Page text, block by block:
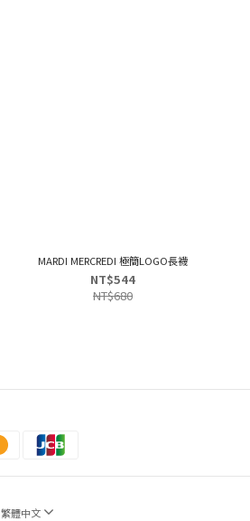
MARDI MERCREDI 極簡LOGO長襪
NT$544
NT$680
繁體中文